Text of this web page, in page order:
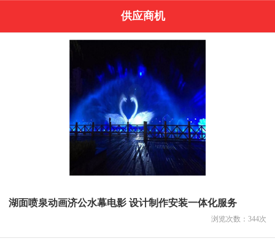
供应商机
湖面喷泉动画济公水幕电影 设计制作安装一体化服务
浏览次数： 344次